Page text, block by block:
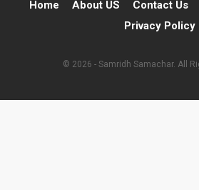
Home About US Contact Us
Privacy Policy
© 2026 - Samridh Samachar. All